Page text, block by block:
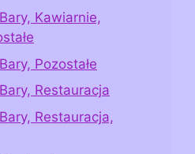
Kawiarnie,
Pozostałe
Restauracja
Restauracja,